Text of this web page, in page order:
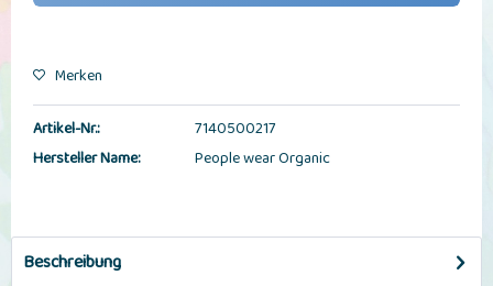
Merken
Artikel-Nr.:
7140500217
Hersteller Name:
People wear Organic
Beschreibung